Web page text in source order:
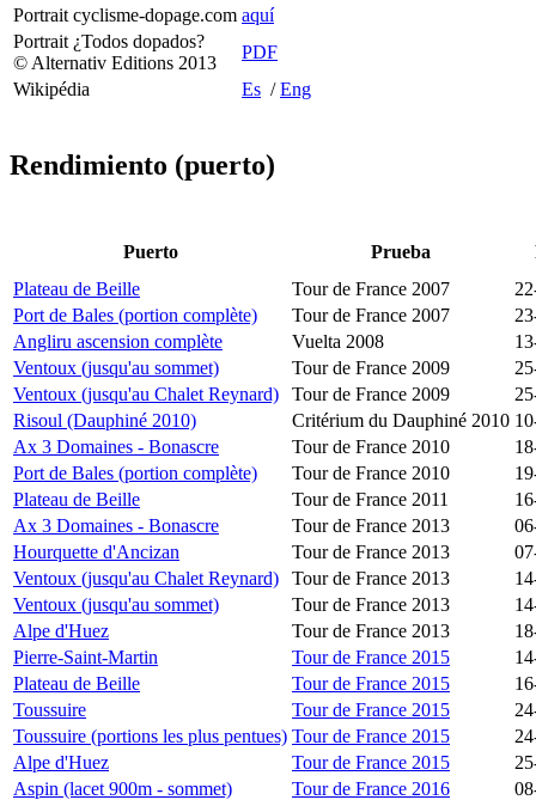
Portrait cyclisme-dopage.com aquí
Portrait ¿Todos dopados?
© Alternativ Editions 2013
PDF
Wikipédia
Es /Eng
Rendimiento (puerto)
Puerto Prueba
Plateau de Beille
Tour de France 2007
Port de Bales (portion complète)
Tour de France 2007
Angliru ascension complète
Vuelta 2008
Ventoux (jusqu'au sommet)
Tour de France 2009
Ventoux (jusqu'au Chalet Reynard)
Tour de France 2009
Risoul (Dauphiné 2010)
Critérium du Dauphiné 2010
Ax 3 Domaines - Bonascre
Tour de France 2010
Port de Bales (portion complète)
Tour de France 2010
Plateau de Beille
Tour de France 2011
Ax 3 Domaines - Bonascre
Tour de France 2013
Hourquette d'Ancizan
Tour de France 2013
Ventoux (jusqu'au Chalet Reynard)
Tour de France 2013
Ventoux (jusqu'au sommet)
Tour de France 2013
Alpe d'Huez
Tour de France 2013
Pierre-Saint-Martin
Tour de France 2015
Plateau de Beille
Tour de France 2015
Toussuire
Tour de France 2015
Toussuire (portions les plus pentues) Tour de France 2015
Alpe d'Huez
Tour de France 2015
Aspin (lacet 900m - sommet)
Tour de France 2016